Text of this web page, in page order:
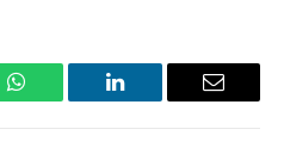
WhatsApp LinkedIn Email